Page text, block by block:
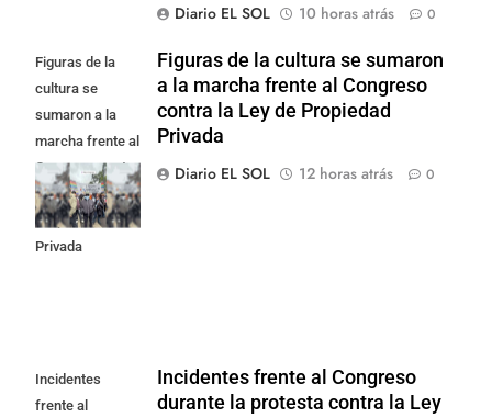
Diario EL SOL
10 horas atrás 0
Figuras de la
cultura se
sumaron a la
marcha frente al
Congreso contra
la Ley de
Propiedad
Privada
Figuras de la cultura se sumaron
a la marcha frente al Congreso
contra la Ley de Propiedad
Privada
Diario EL SOL
12 horas atrás 0
Incidentes
frente al
Incidentes frente al Congreso
durante la protesta contra la Ley